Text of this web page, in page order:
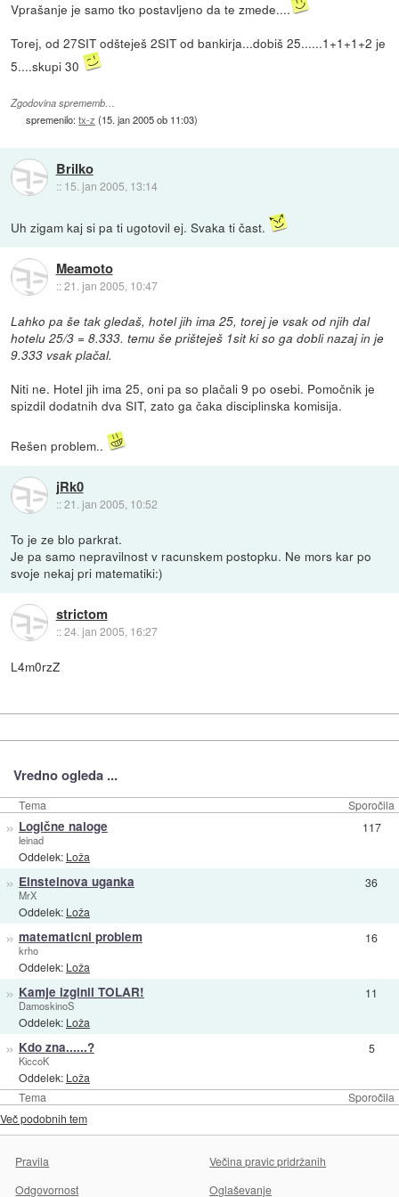
Vprašanje je samo tko postavljeno da te zmede....
Torej, od 27SIT odšteješ 2SIT od bankirja...dobiš 25......1+1+1+2 je
5....skupi 30
Zgodovina sprememb…
spremenilo:tx-z (15. jan 2005 ob 11:03)
Brilko
:: 15. jan 2005, 13:14
Uh zigam kaj si pa ti ugotovil ej. Svaka ti čast.
Meamoto
::21. jan 2005, 10:47
Lahko pa še tak gledaš, hotel jih ima 25, torej je vsak od njih dal
hotelu 25/3 = 8.333. temu še prišteješ 1sit ki so ga dobli nazaj in je
9.333 vsak plačal.
Niti ne. Hotel jih ima 25, oni pa so plačali 9 po osebi. Pomočnik je
spizdil dodatnih dva SIT, zato ga čaka disciplinska komisija.
Rešen problem..
jRk0
::21. jan 2005, 10:52
To je ze blo parkrat.
Je pa samo nepravilnost v racunskem postopku. Ne mors kar po
svoje nekaj pri matematiki:)
strictom
::24. jan 2005, 16:27
L4m0rzZ
Vredno ogleda ...
Tema Sporočila
Tema Sporočila
» Logične naloge
leinad
Oddelek: Loža
117
» Einsteinova uganka
MrX
Oddelek: Loža
36
» matematicni problem
krho
Oddelek: Loža
16
» Kamje izginil TOLAR!
DamoskinoS
Oddelek: Loža
11
» Kdo zna......?
KiccoK
Oddelek: Loža
5
Več podobnih tem
Pravila
Večina pravic pridržanih
Odgovornost
Oglaševanje